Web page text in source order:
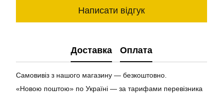
Написати відгук
Доставка Оплата
Самовивіз з нашого магазину — безкоштовно.
«Новою поштою» по Україні — за тарифами перевізника